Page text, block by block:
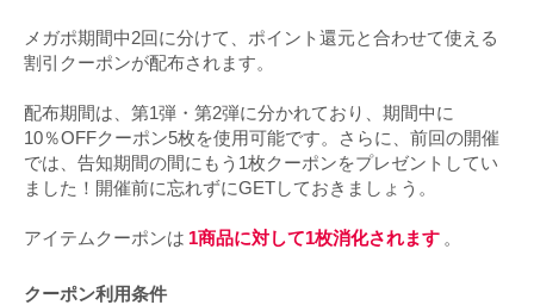
メガポ期間中2回に分けて、ポイント還元と合わせて使える
割引クーポンが配布されます。
配布期間は、第1弾・第2弾に分かれており、期間中に
10％OFFクーポン5枚を使用可能です。さらに、前回の開催
では、告知期間の間にもう1枚クーポンをプレゼントしてい
ました！開催前に忘れずにGETしておきましょう。
アイテムクーポンは 1商品に対して1枚消化されます 。
クーポン利用条件